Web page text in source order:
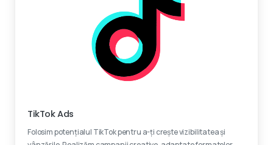
TikTok Ads
Folosim potențialul TikTok pentru a-ți crește vizibilitatea și